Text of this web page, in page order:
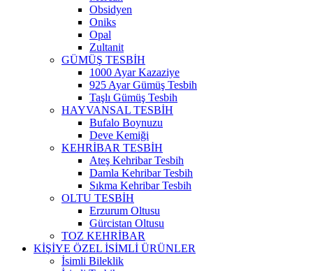
Obsidyen
Oniks
Opal
Zultanit
GÜMÜŞ TESBİH
1000 Ayar Kazaziye
925 Ayar Gümüş Tesbih
Taşlı Gümüş Tesbih
HAYVANSAL TESBİH
Bufalo Boynuzu
Deve Kemiği
KEHRİBAR TESBİH
Ateş Kehribar Tesbih
Damla Kehribar Tesbih
Sıkma Kehribar Tesbih
OLTU TESBİH
Erzurum Oltusu
Gürcistan Oltusu
TOZ KEHRİBAR
KİŞİYE ÖZEL İSİMLİ ÜRÜNLER
İsimli Bileklik